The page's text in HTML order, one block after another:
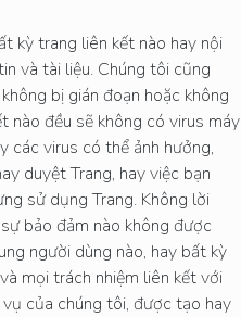
kỳ trang liên kết nào hay nội
và tài liệu. Chúng tôi cũng
bị gián đoạn hoặc không
nào đều sẽ không có virus máy
các virus có thể ảnh hưởng,
duyệt Trang, hay việc bạn
sử dụng Trang. Không lời
bảo đảm nào không được
người dùng nào, hay bất kỳ
mọi trách nhiệm liên kết với
của chúng tôi, được tạo hay